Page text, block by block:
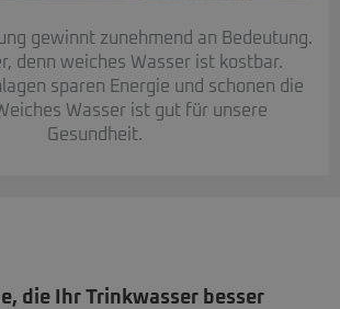
gewinnt zunehmend an Bedeutung.
denn weiches Wasser ist kostbar.
sparen Energie und schonen die
Wasser ist gut für unsere
Gesundheit.
die Ihr Trinkwasser besser